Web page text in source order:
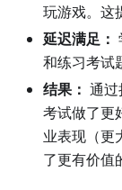
玩游戏。这
延迟满足：
和练习考试
结果： 通
考试做了更
业表现（更
了更有价值